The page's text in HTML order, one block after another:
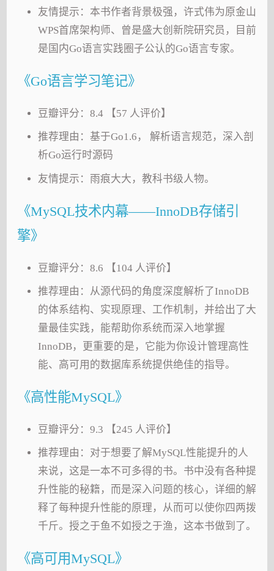
友情提示：本书作者背景极强，许式伟为原金山
WPS首席架构师、曾是盛大创新院研究员，目前
是国内Go语言实践圈子公认的Go语言专家。
《Go语言学习笔记》
豆瓣评分：8.4 【57 人评价】
推荐理由：基于Go1.6， 解析语言规范，深入剖
析Go运行时源码
友情提示：雨痕大大，教科书级人物。
《MySQL技术内幕——InnoDB存储引
擎》
豆瓣评分：8.6 【104 人评价】
推荐理由：从源代码的角度深度解析了InnoDB
的体系结构、实现原理、工作机制，并给出了大
量最佳实践，能帮助你系统而深入地掌握
InnoDB，更重要的是，它能为你设计管理高性
能、高可用的数据库系统提供绝佳的指导。
《高性能MySQL》
豆瓣评分：9.3 【245 人评价】
推荐理由：对于想要了解MySQL性能提升的人
来说，这是一本不可多得的书。书中没有各种提
升性能的秘籍，而是深入问题的核心，详细的解
释了每种提升性能的原理，从而可以使你四两拨
千斤。授之于鱼不如授之于渔，这本书做到了。
《高可用MySQL》